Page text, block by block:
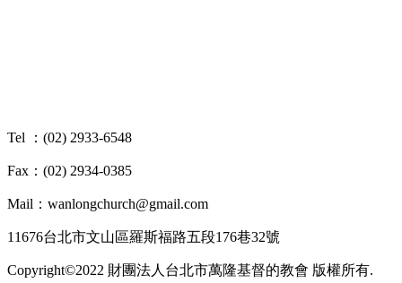
Tel ：(02) 2933-6548
Fax：(02) 2934-0385
Mail： wanlongchurch@gmail.com
11676台北市文山區羅斯福路五段176巷32號
Copyright©2022 財團法人台北市萬隆基督的教會 版權所有.